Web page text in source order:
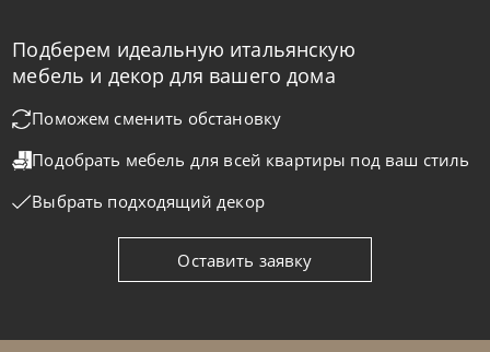
Подберем идеальную итальянскую
мебель и декор для вашего дома
Поможем сменить обстановку
Подобрать мебель для всей квартиры под ваш стиль
Выбрать подходящий декор
Оставить заявку